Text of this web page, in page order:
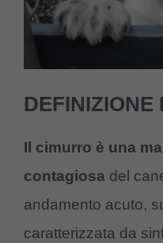
Il cimurro è una
contagiosa del
andamento acuto,
caratterizzata da